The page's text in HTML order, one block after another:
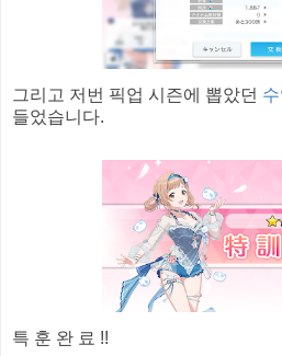
그리고 저번 픽업 시즌에 뽑았던
들었습니다.
특 훈 완 료 !!